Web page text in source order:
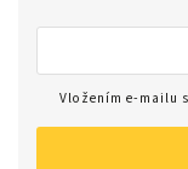
Vložením e-mailu